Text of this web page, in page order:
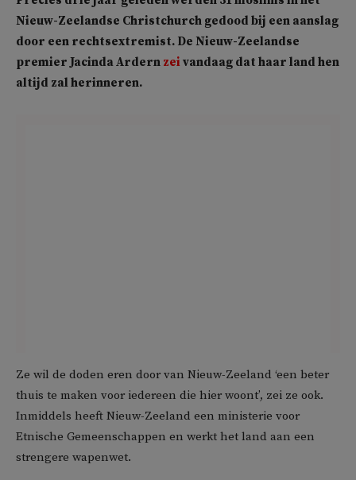
Nieuw-Zeelandse Christchurch gedood bij een aanslag
door een rechtsextremist. De Nieuw-Zeelandse
premier Jacinda Ardern zeivandaag dat haar land hen
altijd zal herinneren.
Ze wil de doden eren door van Nieuw-Zeeland ‘een beter
thuis te maken voor iedereen die hier woont’, zei ze ook.
Inmiddels heeft Nieuw-Zeeland een ministerie voor
Etnische Gemeenschappen en werkt het land aan een
strengere wapenwet.